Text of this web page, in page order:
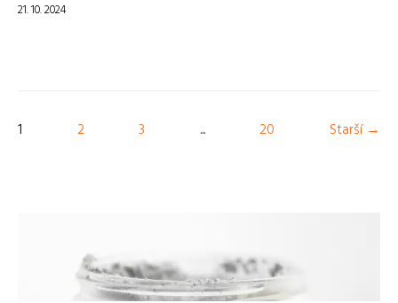
21. 10. 2024
1 2 3 ... 20 Starší →